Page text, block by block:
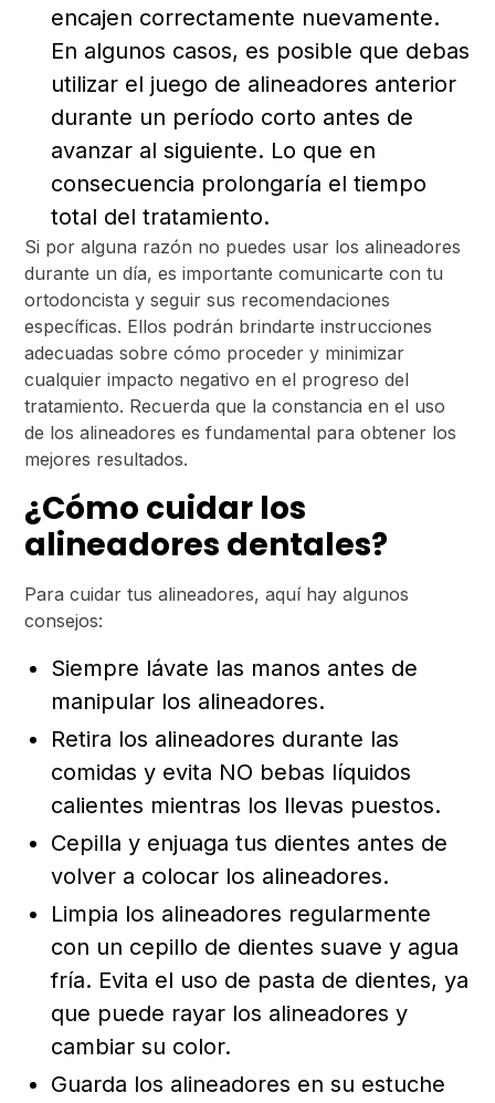
encajen correctamente nuevamente.
En algunos casos, es posible que debas
utilizar el juego de alineadores anterior
durante un período corto antes de
avanzar al siguiente. Lo que en
consecuencia prolongaría el tiempo
total del tratamiento.
Si por alguna razón no puedes usar los alineadores
durante un día, es importante comunicarte con tu
ortodoncista y seguir sus recomendaciones
específicas. Ellos podrán brindarte instrucciones
adecuadas sobre cómo proceder y minimizar
cualquier impacto negativo en el progreso del
tratamiento. Recuerda que la constancia en el uso
de los alineadores es fundamental para obtener los
mejores resultados.
¿Cómo cuidar los
alineadores dentales?
Para cuidar tus alineadores, aquí hay algunos
consejos:
Siempre lávate las manos antes de
manipular los alineadores.
Retira los alineadores durante las
comidas y evita NO bebas líquidos
calientes mientras los llevas puestos.
Cepilla y enjuaga tus dientes antes de
volver a colocar los alineadores.
Limpia los alineadores regularmente
con un cepillo de dientes suave y agua
fría. Evita el uso de pasta de dientes, ya
que puede rayar los alineadores y
cambiar su color.
Guarda los alineadores en su estuche